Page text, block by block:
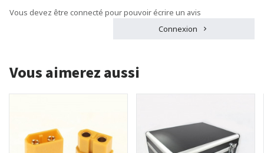
Vous devez être connecté pour pouvoir écrire un avis
Connexion
Vous aimerez aussi